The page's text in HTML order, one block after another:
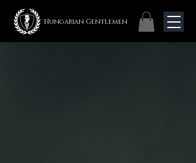
Hungarian Gentlemen